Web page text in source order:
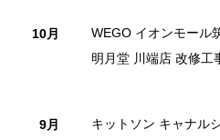
10月
WEGO イオンモール
明月堂 川端店 改修工
9月
キットソン キャナル